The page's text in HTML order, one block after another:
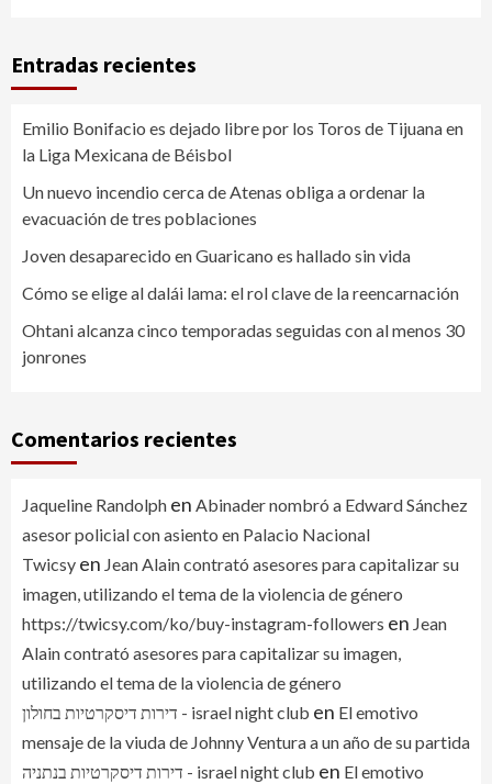
Entradas recientes
Emilio Bonifacio es dejado libre por los Toros de Tijuana en
la Liga Mexicana de Béisbol
Un nuevo incendio cerca de Atenas obliga a ordenar la
evacuación de tres poblaciones
Joven desaparecido en Guaricano es hallado sin vida
Cómo se elige al dalái lama: el rol clave de la reencarnación
Ohtani alcanza cinco temporadas seguidas con al menos 30
jonrones
Comentarios recientes
Jaqueline Randolph en Abinader nombró a Edward Sánchez
asesor policial con asiento en Palacio Nacional
Twicsy en Jean Alain contrató asesores para capitalizar su
imagen, utilizando el tema de la violencia de género
https://twicsy.com/ko/buy-instagram-followers en Jean
Alain contrató asesores para capitalizar su imagen,
utilizando el tema de la violencia de género
דירות דיסקרטיות בחולון - israel night club en El emotivo
mensaje de la viuda de Johnny Ventura a un año de su partida
דירות דיסקרטיות בנתניה - israel night club en El emotivo